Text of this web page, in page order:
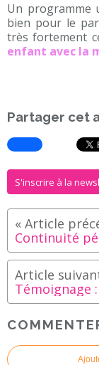
Un programme
bien pour le
très fortement
enfant avec la
Partager cet
S'inscrire à la